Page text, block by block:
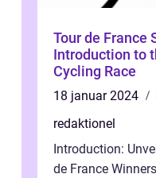
Tour de France
Introduction to
Cycling Race
18 januar 2024
redaktionel
Introduction:
de France